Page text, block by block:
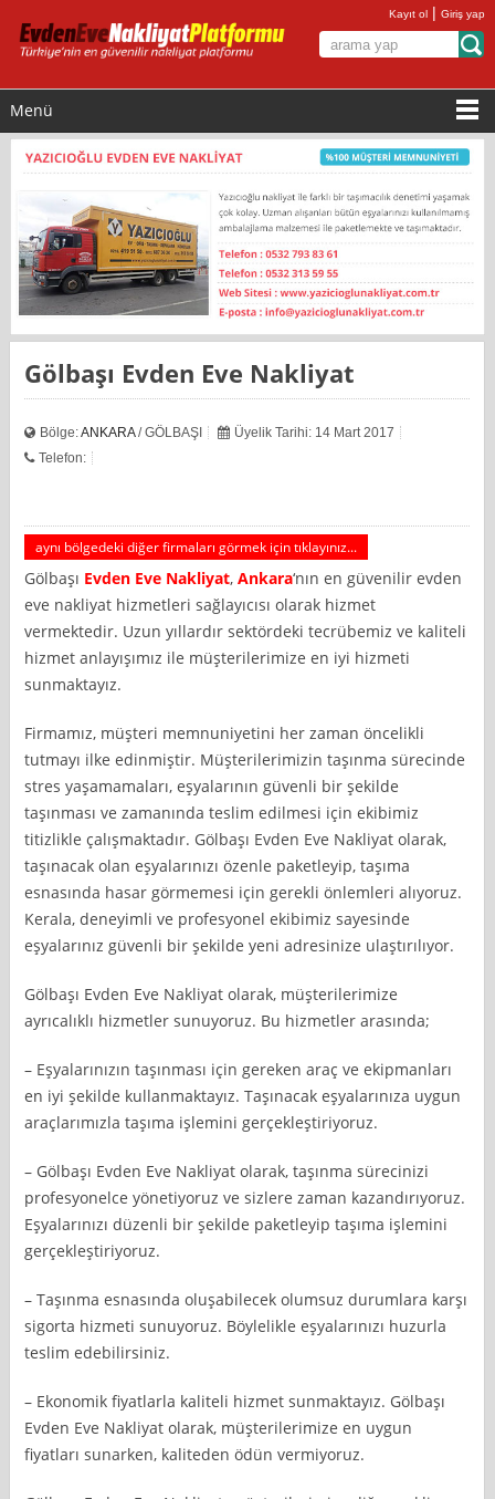
Kayıt ol |Giriş yap
Menü
Gölbaşı Evden Eve Nakliyat
Bölge:ANKARA/ GÖLBAŞI
Üyelik Tarihi: 14 Mart 2017
Telefon:
aynı bölgedeki diğer firmaları görmek için tıklayınız...
Gölbaşı Evden Eve Nakliyat,Ankara‘nın en güvenilir evden
eve nakliyat hizmetleri sağlayıcısı olarak hizmet
vermektedir. Uzun yıllardır sektördeki tecrübemiz ve kaliteli
hizmet anlayışımız ile müşterilerimize en iyi hizmeti
sunmaktayız.
Firmamız, müşteri memnuniyetini her zaman öncelikli
tutmayı ilke edinmiştir. Müşterilerimizin taşınma sürecinde
stres yaşamamaları, eşyalarının güvenli bir şekilde
taşınması ve zamanında teslim edilmesi için ekibimiz
titizlikle çalışmaktadır. Gölbaşı Evden Eve Nakliyat olarak,
taşınacak olan eşyalarınızı özenle paketleyip, taşıma
esnasında hasar görmemesi için gerekli önlemleri alıyoruz.
Kerala, deneyimli ve profesyonel ekibimiz sayesinde
eşyalarınız güvenli bir şekilde yeni adresinize ulaştırılıyor.
Gölbaşı Evden Eve Nakliyat olarak, müşterilerimize
ayrıcalıklı hizmetler sunuyoruz. Bu hizmetler arasında;
– Eşyalarınızın taşınması için gereken araç ve ekipmanları
en iyi şekilde kullanmaktayız. Taşınacak eşyalarınıza uygun
araçlarımızla taşıma işlemini gerçekleştiriyoruz.
– Gölbaşı Evden Eve Nakliyat olarak, taşınma sürecinizi
profesyonelce yönetiyoruz ve sizlere zaman kazandırıyoruz.
Eşyalarınızı düzenli bir şekilde paketleyip taşıma işlemini
gerçekleştiriyoruz.
– Taşınma esnasında oluşabilecek olumsuz durumlara karşı
sigorta hizmeti sunuyoruz. Böylelikle eşyalarınızı huzurla
teslim edebilirsiniz.
– Ekonomik fiyatlarla kaliteli hizmet sunmaktayız. Gölbaşı
Evden Eve Nakliyat olarak, müşterilerimize en uygun
fiyatları sunarken, kaliteden ödün vermiyoruz.